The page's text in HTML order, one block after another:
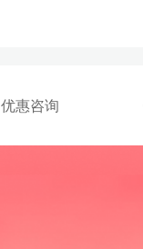
优惠咨询